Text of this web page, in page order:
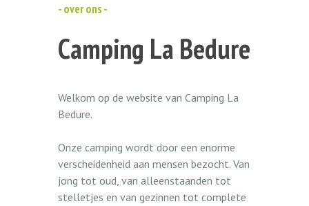
- over ons -
Camping La Bedure
Welkom op de website van Camping La
Bedure.
Onze camping wordt door een enorme
verscheidenheid aan mensen bezocht. Van
jong tot oud, van alleenstaanden tot
stelletjes en van gezinnen tot complete